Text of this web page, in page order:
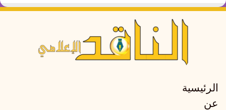
الرئيسية
عن